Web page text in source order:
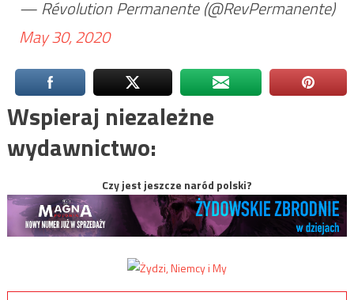
— Révolution Permanente (@RevPermanente)
May 30, 2020
Wspieraj niezależne
wydawnictwo:
Czy jest jeszcze naród polski?